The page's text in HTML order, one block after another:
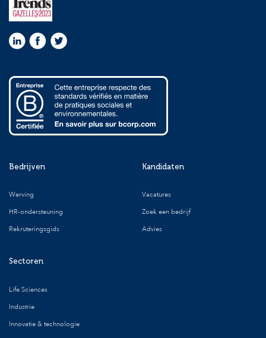
Bedrijven
Werving
HR-ondersteuning
Rekruteringsgids
Sectoren
Life Sciences
Industrie
Innovatie & technologie
Kandidaten
Vacatures
Zoek een bedrijf
Advies